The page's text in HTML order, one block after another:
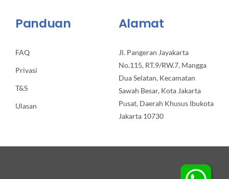
Panduan
FAQ
Privasi
T&S
Ulasan
Alamat
Jl. Pangeran Jayakarta
No.115, RT.9/RW.7, Mangga
Dua Selatan, Kecamatan
Sawah Besar, Kota Jakarta
Pusat, Daerah Khusus Ibukota
Jakarta 10730